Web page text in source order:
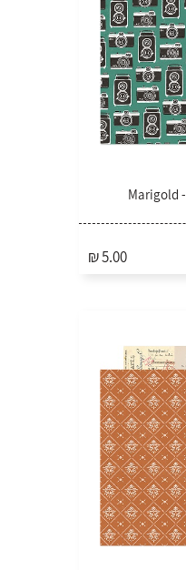
דף קארדסטוק 12" 2232- Marigold -
₪ 5.00